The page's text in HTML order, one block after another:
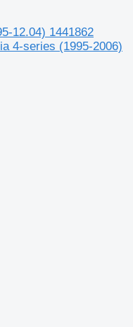
12.04) 1441862
4-series (1995-2006)